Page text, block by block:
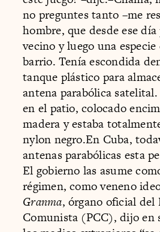
no preguntes tanto –me
hombre, que desde ese
vecino y luego una
barrio. Tenía escondida
tanque plástico para
antena parabólica
en el patio, colocado
madera y estaba
nylon negro.En Cuba,
antenas parabólicas esta
El gobierno las asume
régimen, como veneno
Granma, órgano oficial del
Comunista (PCC), dijo en